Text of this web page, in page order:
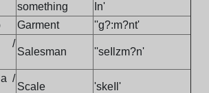
something
In'
Garment
''g?:m?nt'
/
Salesman ''seIlzm?n'
/
Scale 'skeIl'